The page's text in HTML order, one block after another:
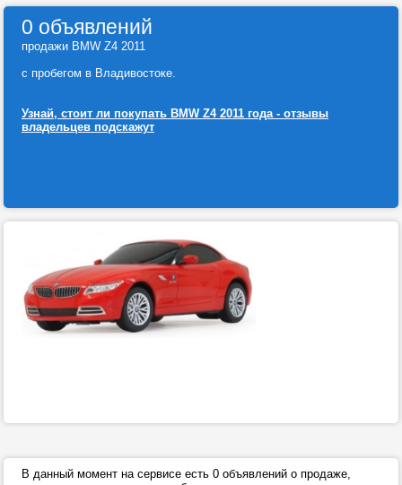
0 объявлений
продажи BMW Z4 2011
с пробегом в Владивостоке.
Узнай, стоит ли покупать BMW Z4 2011 года - отзывы
владельцев подскажут
В данный момент на сервисе есть 0 объявлений о продаже,